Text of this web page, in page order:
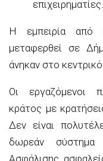
επιχειρηματίες.
Η εμπειρία από
μεταφερθεί σε
άνηκαν στο
Οι εργαζόμενοι
κράτος με
Δεν είναι
δωρεάν σύστημα